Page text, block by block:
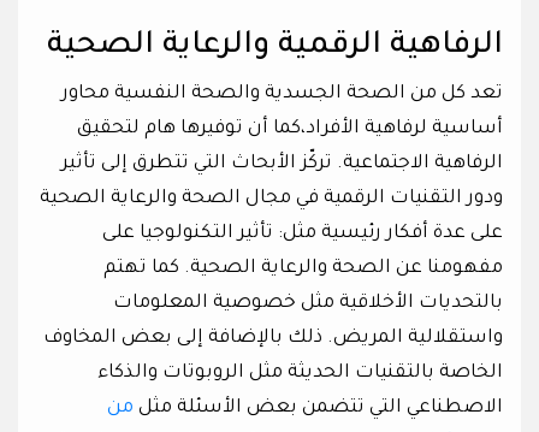
الرفاهية الرقمية والرعاية الصحية
تعد كل من الصحة الجسدية والصحة النفسية محاور
أساسية لرفاهية الأفراد،كما أن توفيرها هام لتحقيق
الرفاهية الاجتماعية. تركّز الأبحاث التي تتطرق إلى تأثير
ودور التقنيات الرقمية في مجال الصحة والرعاية الصحية
على عدة أفكار رئيسية مثل: تأثير التكنولوجيا على
مفهومنا عن الصحة والرعاية الصحية. كما تهتم
بالتحديات الأخلاقية مثل خصوصية المعلومات
واستقلالية المريض. ذلك بالإضافة إلى بعض المخاوف
الخاصة بالتقنيات الحديثة مثل الروبوتات والذكاء
الاصطناعي التي تتضمن بعض الأسئلة مثل من